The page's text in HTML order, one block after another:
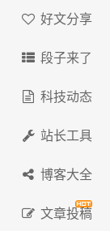
好文分享
段子来了
科技动态
站长工具
博客大全
文章投稿